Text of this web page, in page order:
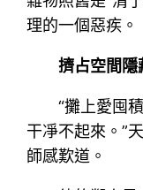
理的一個惡疾。
擠占空間隱
“攤上愛囤
干凈不起來。”
師感歎道。